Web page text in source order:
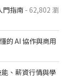
門指南 - 62,802 瀏
的 AI 協作與商用
、薪資行情與學